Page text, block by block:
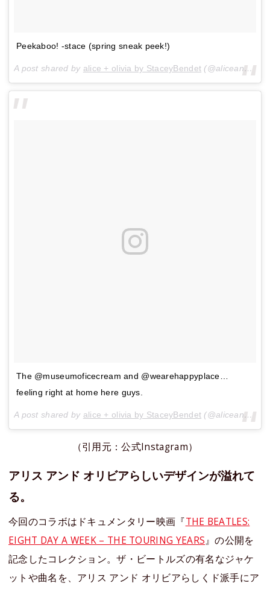
Peekaboo! -stace (spring sneak peek!)
A post shared by alice + olivia by StaceyBendet (@aliceandolivia) on
The @museumoficecream and @wearehappyplace…
feeling right at home here guys.
A post shared by alice + olivia by StaceyBendet (@aliceandolivia) on
（引用元：公式Instagram）
アリス アンド オリビアらしいデザインが溢れて
る。
今回のコラボはドキュメンタリー映画『THE BEATLES:
EIGHT DAY A WEEK – THE TOURING YEARS』の公開を
記念したコレクション。ザ・ビートルズの有名なジャケ
ットや曲名を、アリス アンド オリビアらしくド派手にア